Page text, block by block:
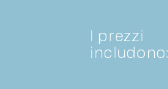
I prezzi
includono: